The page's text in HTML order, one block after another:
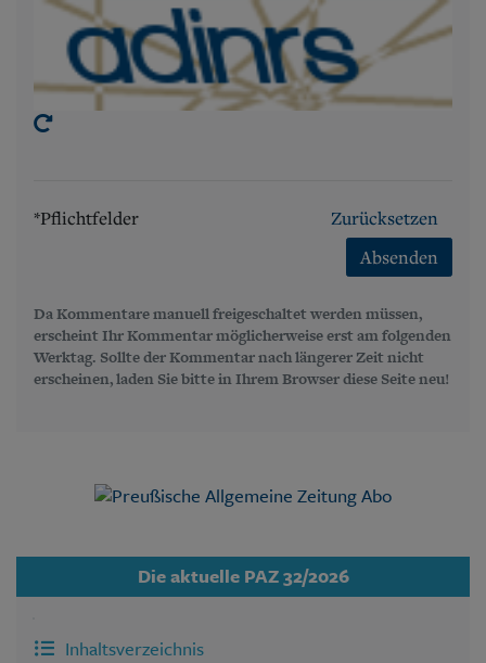
*Pflichtfelder
Zurücksetzen
Absenden
Da Kommentare manuell freigeschaltet werden müssen,
erscheint Ihr Kommentar möglicherweise erst am folgenden
Werktag. Sollte der Kommentar nach längerer Zeit nicht
erscheinen, laden Sie bitte in Ihrem Browser diese Seite neu!
Die aktuelle PAZ 32/2026
Inhaltsverzeichnis